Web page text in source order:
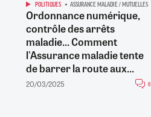
POLITIQUES ASSURANCE MALADIE / MUTUELLES
Ordonnance numérique,
contrôle des arrêts
maladie... Comment
l'Assurance maladie tente
de barrer la route aux...
20/03/2025 6